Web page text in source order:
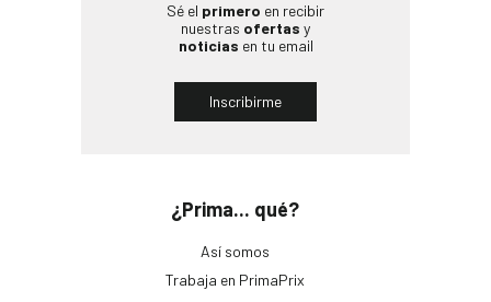
¿Prima... qué?
Así somos
Trabaja en PrimaPrix
Sé el primero en recibir
nuestras ofertas y
noticias en tu email
Inscribirme